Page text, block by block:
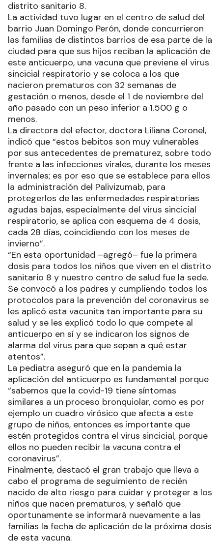
distrito sanitario 8.
La actividad tuvo lugar en el centro de salud del
barrio Juan Domingo Perón, donde concurrieron
las familias de distintos barrios de esa parte de la
ciudad para que sus hijos reciban la aplicación de
este anticuerpo, una vacuna que previene el virus
sincicial respiratorio y se coloca a los que
nacieron prematuros con 32 semanas de
gestación o menos, desde el 1 de noviembre del
año pasado con un peso inferior a 1.500 g o
menos.
La directora del efector, doctora Liliana Coronel,
indicó que “estos bebitos son muy vulnerables
por sus antecedentes de prematurez, sobre todo
frente a las infecciones virales, durante los meses
invernales; es por eso que se establece para ellos
la administración del Palivizumab, para
protegerlos de las enfermedades respiratorias
agudas bajas, especialmente del virus sincicial
respiratorio, se aplica con esquema de 4 dosis,
cada 28 días, coincidiendo con los meses de
invierno”.
“En esta oportunidad –agregó– fue la primera
dosis para todos los niños que viven en el distrito
sanitario 8 y nuestro centro de salud fue la sede.
Se convocó a los padres y cumpliendo todos los
protocolos para la prevención del coronavirus se
les aplicó esta vacunita tan importante para su
salud y se les explicó todo lo que compete al
anticuerpo en sí y se indicaron los signos de
alarma del virus para que sepan a qué estar
atentos”.
La pediatra aseguró que en la pandemia la
aplicación del anticuerpo es fundamental porque
“sabemos que la covid-19 tiene síntomas
similares a un proceso bronquiolar, como es por
ejemplo un cuadro virósico que afecta a este
grupo de niños, entonces es importante que
estén protegidos contra el virus sincicial, porque
ellos no pueden recibir la vacuna contra el
coronavirus”.
Finalmente, destacó el gran trabajo que lleva a
cabo el programa de seguimiento de recién
nacido de alto riesgo para cuidar y proteger a los
niños que nacen prematuros, y señaló que
oportunamente se informará nuevamente a las
familias la fecha de aplicación de la próxima dosis
de esta vacuna.